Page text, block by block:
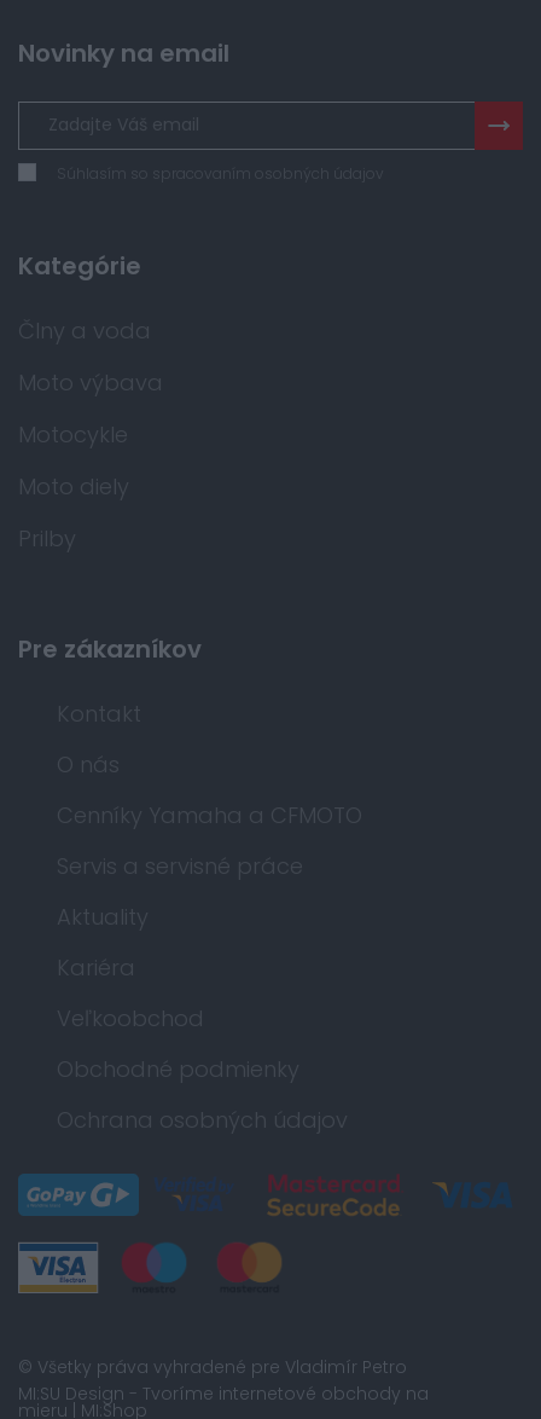
Novinky na email
Súhlasím so spracovaním osobných údajov
Kategórie
Člny a voda
Moto výbava
Motocykle
Moto diely
Prilby
Pre zákazníkov
Kontakt
O nás
Cenníky Yamaha a CFMOTO
Servis a servisné práce
Aktuality
Kariéra
Veľkoobchod
Obchodné podmienky
Ochrana osobných údajov
© Všetky práva vyhradené pre Vladimír Petro
MI:SU Design - Tvoríme internetové obchody na
mieru | MI:Shop